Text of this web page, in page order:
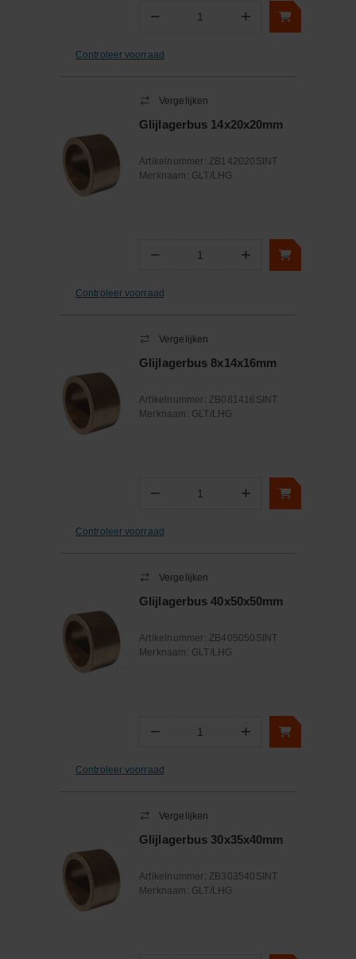
− Aantal +
Controleer voorraad
Vergelijken
Glijlagerbus 14x20x20mm
Artikelnummer: ZB142020SINT
Merknaam: GLT/LHG
− Aantal +
Controleer voorraad
Vergelijken
Glijlagerbus 8x14x16mm
Artikelnummer: ZB081416SINT
Merknaam: GLT/LHG
− Aantal +
Controleer voorraad
Vergelijken
Glijlagerbus 40x50x50mm
Artikelnummer: ZB405050SINT
Merknaam: GLT/LHG
− Aantal +
Controleer voorraad
Vergelijken
Glijlagerbus 30x35x40mm
Artikelnummer: ZB303540SINT
Merknaam: GLT/LHG